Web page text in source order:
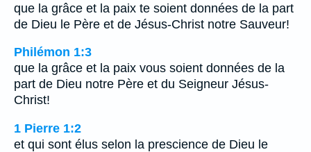
que la grâce et la paix te soient données de la part
de Dieu le Père et de Jésus-Christ notre Sauveur!
Philémon 1:3
que la grâce et la paix vous soient données de la
part de Dieu notre Père et du Seigneur Jésus-
Christ!
1 Pierre 1:2
et qui sont élus selon la prescience de Dieu le